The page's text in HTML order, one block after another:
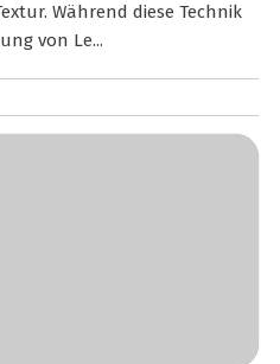
Während diese Technik
von Le...